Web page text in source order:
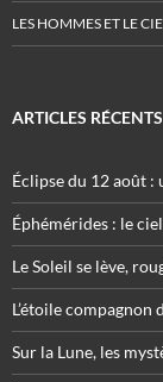
LES HOMMES ET LE
ARTICLES RÉCENTS
Éclipse du 12 août :
Éphémérides : le
Le Soleil se lève,
L’étoile compagnon
Sur la Lune, les